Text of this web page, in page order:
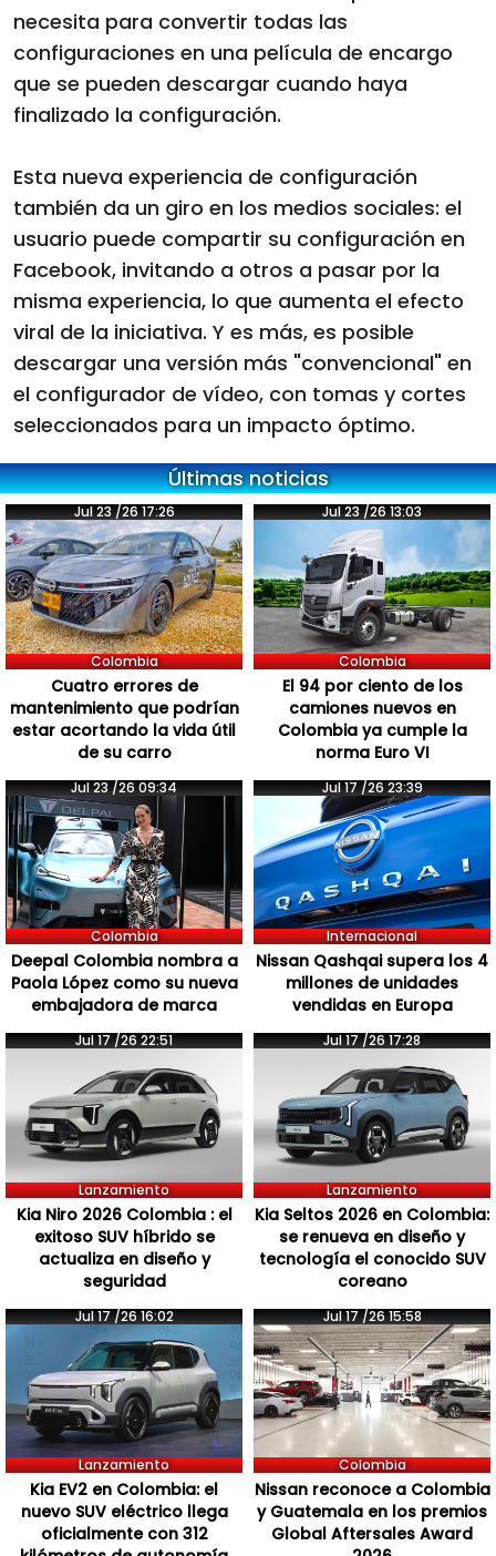
necesita para convertir todas las
configuraciones en una película de encargo
que se pueden descargar cuando haya
finalizado la configuración.
Esta nueva experiencia de configuración
también da un giro en los medios sociales: el
usuario puede compartir su configuración en
Facebook, invitando a otros a pasar por la
misma experiencia, lo que aumenta el efecto
viral de la iniciativa. Y es más, es posible
descargar una versión más "convencional" en
el configurador de vídeo, con tomas y cortes
seleccionados para un impacto óptimo.
Últimas noticias
Jul 23 /26 17:26
Colombia
Cuatro errores de
mantenimiento que podrían
estar acortando la vida útil
de su carro
Jul 23 /26 13:03
Colombia
El 94 por ciento de los
camiones nuevos en
Colombia ya cumple la
norma Euro VI
Jul 23 /26 09:34
Colombia
Deepal Colombia nombra a
Paola López como su nueva
embajadora de marca
Jul 17 /26 23:39
Internacional
Nissan Qashqai supera los 4
millones de unidades
vendidas en Europa
Jul 17 /26 22:51
Lanzamiento
Kia Niro 2026 Colombia : el
exitoso SUV híbrido se
actualiza en diseño y
seguridad
Jul 17 /26 17:28
Lanzamiento
Kia Seltos 2026 en Colombia:
se renueva en diseño y
tecnología el conocido SUV
coreano
Jul 17 /26 16:02
Lanzamiento
Kia EV2 en Colombia: el
nuevo SUV eléctrico llega
oficialmente con 312
Jul 17 /26 15:58
Colombia
Nissan reconoce a Colombia
y Guatemala en los premios
Global Aftersales Award